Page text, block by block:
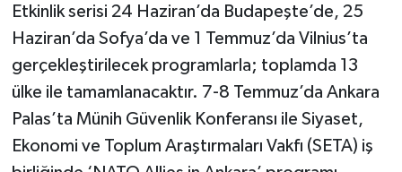
Etkinlik serisi 24 Haziran’da Budapeşte’de, 25
Haziran’da Sofya’da ve 1 Temmuz’da Vilnius’ta
gerçekleştirilecek programlarla; toplamda 13
ülke ile tamamlanacaktır. 7-8 Temmuz’da Ankara
Palas’ta Münih Güvenlik Konferansı ile Siyaset,
Ekonomi ve Toplum Araştırmaları Vakfı (SETA) iş